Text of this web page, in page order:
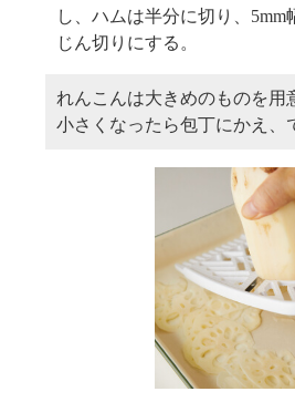
し、ハムは半分に切り、
じん切りにする。
れんこんは大きめのものを用
小さくなったら包丁にかえ、